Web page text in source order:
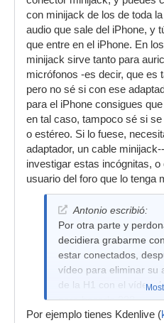
con minijack de los de toda
audio que sale del iPhone, y
que entre en el iPhone. En
minijack sirve tanto para
micrófonos -es decir, que es
pero no sé si con ese
para el iPhone consigues
en tal caso, tampoco sé si
o estéreo. Si lo fuese,
adaptador, un cable
investigar estas incógnitas,
usuario del foro que lo tenga
Antonio escribió:
Por otra parte y
decidiera grabarme
estar conectados,
vídeo para eliminar su
de la H1 con el vídeo,
para hacerlo ???
Por ejemplo tienes Kdenlive (